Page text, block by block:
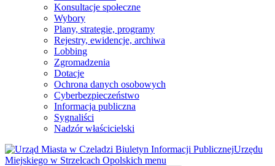
Konsultacje społeczne
Wybory
Plany, strategie, programy
Rejestry, ewidencje, archiwa
Lobbing
Zgromadzenia
Dotacje
Ochrona danych osobowych
Cyberbezpieczeństwo
Informacja publiczna
Sygnaliści
Nadzór właścicielski
Biuletyn Informacji PublicznejUrzędu
Miejskiego w Strzelcach Opolskich menu